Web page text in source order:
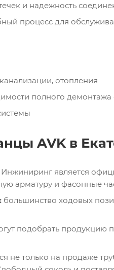
и надежность
процесс для
отопления
полного демонтажа
AVK в
является
арматуру и фасонные
большинство ходовых
подобрать продукцию
не только на продаже